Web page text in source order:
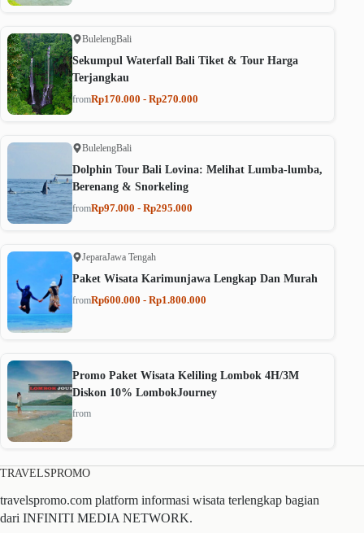
BulelengBali
Sekumpul Waterfall Bali Tiket & Tour Harga
Terjangkau
fromRp170.000 - Rp270.000
BulelengBali
Dolphin Tour Bali Lovina: Melihat Lumba-lumba,
Berenang & Snorkeling
fromRp97.000 - Rp295.000
JeparaJawa Tengah
Paket Wisata Karimunjawa Lengkap Dan Murah
fromRp600.000 - Rp1.800.000
Promo Paket Wisata Keliling Lombok 4H/3M
Diskon 10% LombokJourney
from
TRAVELSPROMO
travelspromo.com platform informasi wisata terlengkap bagian
dari INFINITI MEDIA NETWORK.